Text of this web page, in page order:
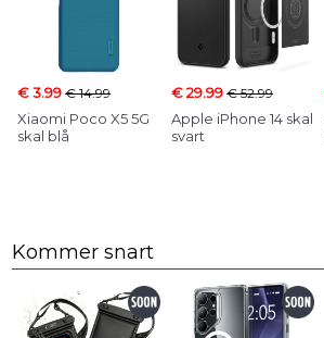
€ 3.99€ 14.99
Xiaomi Poco X5 5G
skal blå
€ 29.99€ 52.99
Apple iPhone 14 skal
svart
Kommer snart